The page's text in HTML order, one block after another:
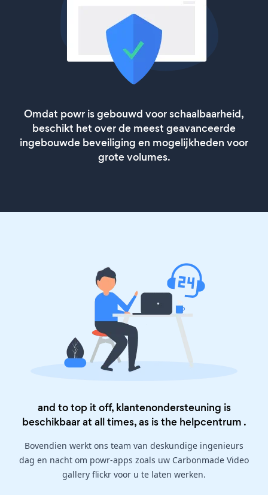
Omdat powr is gebouwd voor schaalbaarheid,
beschikt het over de meest geavanceerde
ingebouwde beveiliging en mogelijkheden voor
grote volumes.
and to top it off, klantenondersteuning is
beschikbaar at all times, as is the helpcentrum .
Bovendien werkt ons team van deskundige ingenieurs
dag en nacht om powr-apps zoals uw Carbonmade Video
gallery flickr voor u te laten werken.